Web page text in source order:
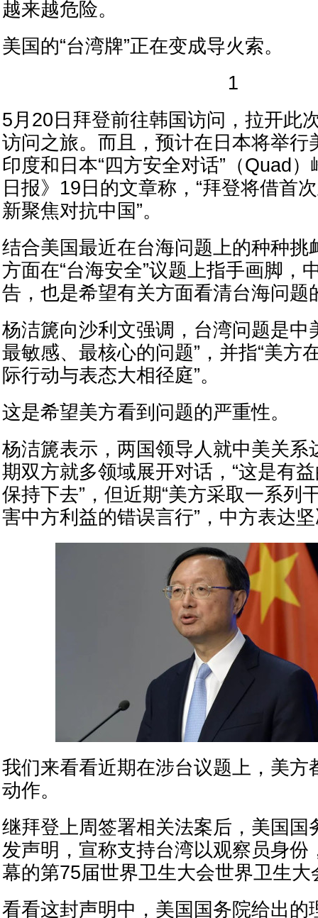
越来越危险。
美国的“台湾牌”正在变成导火索。
1
5月20日拜登前往韩国访问，拉开此
访问之旅。而且，预计在日本将举行
印度和日本“四方安全对话”（Quad
日报》19日的文章称，“拜登将借首
新聚焦对抗中国”。
结合美国最近在台海问题上的种种挑
方面在“台海安全”议题上指手画脚，
告，也是希望有关方面看清台海问题
杨洁篪向沙利文强调，台湾问题是中
最敏感、最核心的问题”，并指“美方
际行动与表态大相径庭”。
这是希望美方看到问题的严重性。
杨洁篪表示，两国领导人就中美关系
期双方就多领域展开对话，“这是有
保持下去”，但近期“美方采取一系列
害中方利益的错误言行”，中方表达
我们来看看近期在涉台议题上，美方
动作。
继拜登上周签署相关法案后，美国国
发声明，宣称支持台湾以观察员身份
幕的第75届世界卫生大会世界卫生大
看看这封声明中，美国国务院给出的